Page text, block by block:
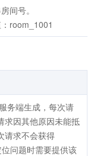
间号。
room_1001
务端生成，每次请
求因其他原因未能抵
请求不会获得
问题时需要提供该